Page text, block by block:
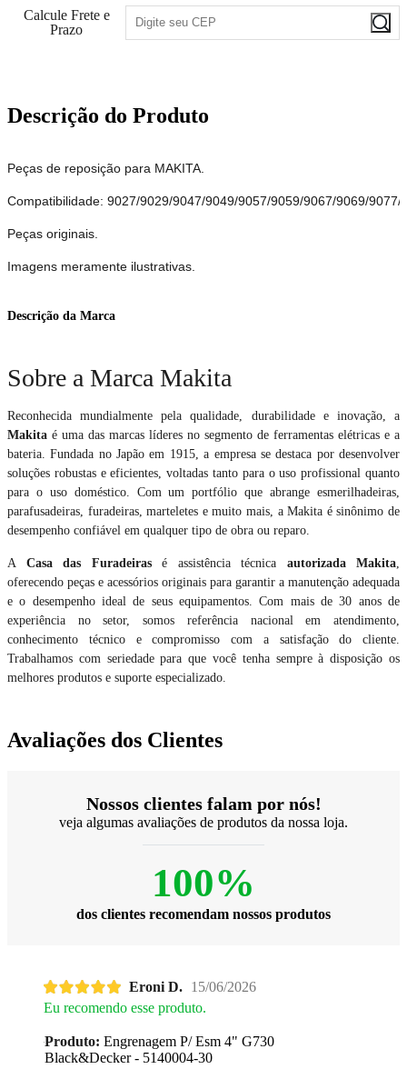
Calcule Frete e
Prazo
Descrição do Produto
Peças de reposição para MAKITA.
Compatibilidade: 9027/9029/9047/9049/9057/9059/9067/9069/9077/
Peças originais.
Imagens meramente ilustrativas.
Descrição da Marca
Sobre a Marca Makita
Reconhecida mundialmente pela qualidade, durabilidade e inovação, a
Makita é uma das marcas líderes no segmento de ferramentas elétricas e a
bateria. Fundada no Japão em 1915, a empresa se destaca por desenvolver
soluções robustas e eficientes, voltadas tanto para o uso profissional quanto
para o uso doméstico. Com um portfólio que abrange esmerilhadeiras,
parafusadeiras, furadeiras, marteletes e muito mais, a Makita é sinônimo de
desempenho confiável em qualquer tipo de obra ou reparo.
A Casa das Furadeirasé assistência técnica autorizada Makita,
oferecendo peças e acessórios originais para garantir a manutenção adequada
e o desempenho ideal de seus equipamentos. Com mais de 30 anos de
experiência no setor, somos referência nacional em atendimento,
conhecimento técnico e compromisso com a satisfação do cliente.
Trabalhamos com seriedade para que você tenha sempre à disposição os
melhores produtos e suporte especializado.
Avaliações dos Clientes
Nossos clientes falam por nós!
veja algumas avaliações de produtos da nossa loja.
100%
dos clientes recomendam nossos produtos
Eroni D. 15/06/2026
Eu recomendo esse produto.
Produto: Engrenagem P/ Esm 4" G730
Black&Decker - 5140004-30